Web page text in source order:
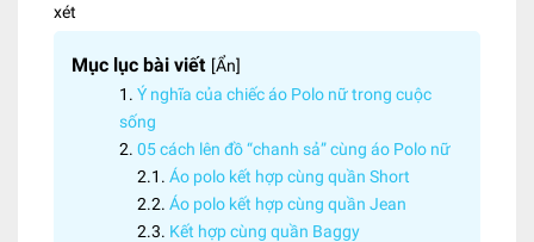
xét
Mục lục bài viết [Ẩn]
Ý nghĩa của chiếc áo Polo nữ trong cuộc
sống
05 cách lên đồ “chanh sả” cùng áo Polo nữ
Áo polo kết hợp cùng quần Short
Áo polo kết hợp cùng quần Jean
Kết hợp cùng quần Baggy